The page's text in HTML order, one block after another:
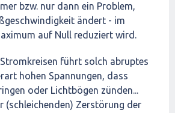
bzw. nur dann ein Problem,
ändert - im
auf Null reduziert wird.
führt solch abruptes
hohen Spannungen, dass
oder Lichtbögen zünden...
(schleichenden) Zerstörung der